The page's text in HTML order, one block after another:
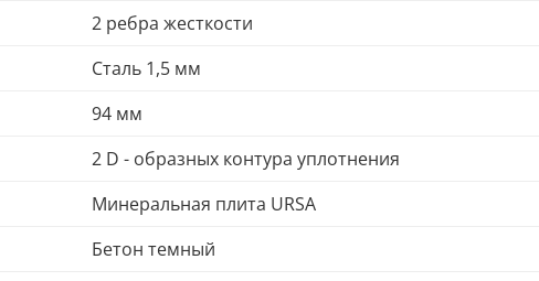
2 ребра жесткости
Сталь 1,5 мм
94 мм
2 D - образных контура уплотнения
Минеральная плита URSA
Бетон темный